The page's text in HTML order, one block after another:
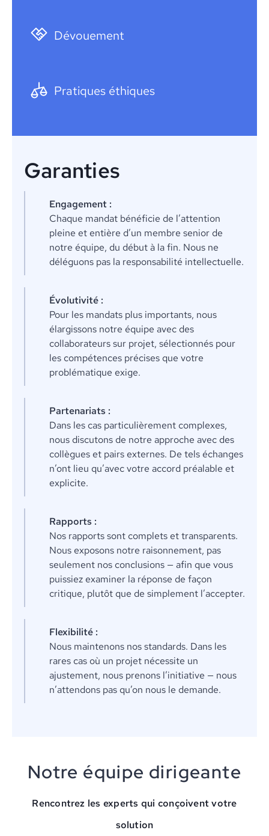
Dévouement
Pratiques éthiques
Garanties
Engagement :
Chaque mandat bénéficie de l’attention
pleine et entière d’un membre senior de
notre équipe, du début à la fin. Nous ne
déléguons pas la responsabilité intellectuelle.
Évolutivité :
Pour les mandats plus importants, nous
élargissons notre équipe avec des
collaborateurs sur projet, sélectionnés pour
les compétences précises que votre
problématique exige.
Partenariats :
Dans les cas particulièrement complexes,
nous discutons de notre approche avec des
collègues et pairs externes. De tels échanges
n’ont lieu qu’avec votre accord préalable et
explicite.
Rapports :
Nos rapports sont complets et transparents.
Nous exposons notre raisonnement, pas
seulement nos conclusions — afin que vous
puissiez examiner la réponse de façon
critique, plutôt que de simplement l’accepter.
Flexibilité :
Nous maintenons nos standards. Dans les
rares cas où un projet nécessite un
ajustement, nous prenons l’initiative — nous
n’attendons pas qu’on nous le demande.
Notre équipe dirigeante
Rencontrez les experts qui conçoivent votre
solution